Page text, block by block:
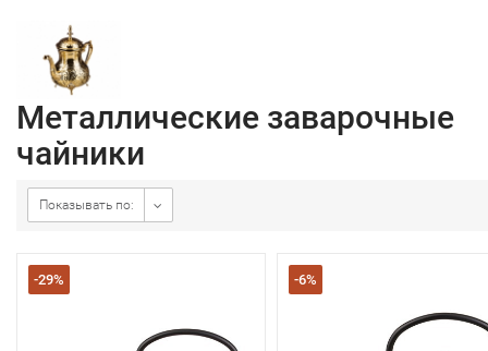
Металлические заварочные
чайники
Показывать по:
-29% -6%